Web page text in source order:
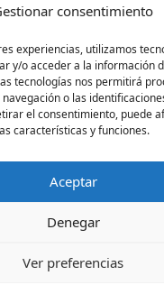
consentimiento
experiencias, utilizamos
y/o acceder a la información
tecnologías nos permitirá
o las
el consentimiento, puede
características y funciones.
Aceptar
Denegar
Ver preferencias